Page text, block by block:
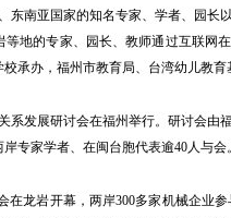
东南亚国家的知名专家、学者、园长
地的专家、园长、教师通过互联网
承办，福州市教育局、台湾幼儿教育
发展研讨会在福州举行。研讨会由
专家学者、在闽台胞代表逾40人与会
龙岩开幕，两岸300多家机械企业参